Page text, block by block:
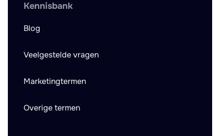
Kennisbank
Blog
Veelgestelde vragen
Marketingtermen
Overige termen